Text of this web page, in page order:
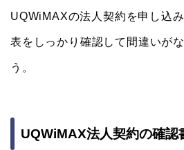
UQWiMAXの法人契約を申し込
表をしっかり確認して間違いが
う。
UQWiMAX法人契約の確